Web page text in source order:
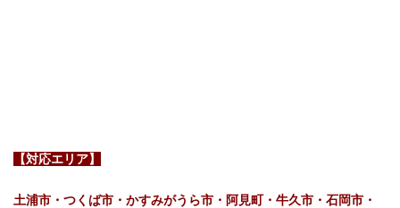
【対応エリア】
土浦市・つくば市・かすみがうら市・阿見町・牛久市・石岡市・